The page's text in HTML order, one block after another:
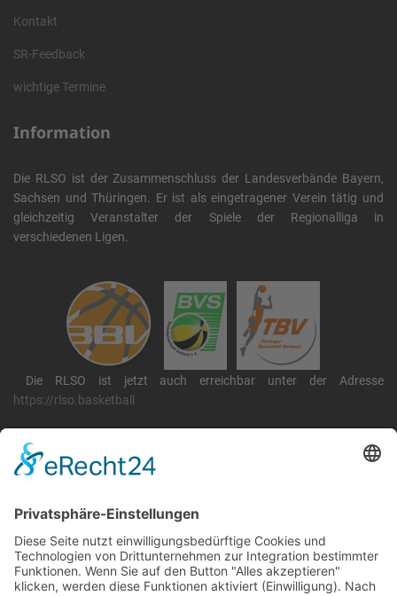
Kontakt
SR-Feedback
wichtige Termine
Information
Die RLSO ist der Zusammenschluss der Landesverbände Bayern,
Sachsen und Thüringen. Er ist als eingetragener Verein tätig und
gleichzeitig Veranstalter der Spiele der Regionalliga in
verschiedenen Ligen.
Die RLSO ist jetzt auch erreichbar unter der Adresse
https://rlso.basketball
RLSO Minikalender